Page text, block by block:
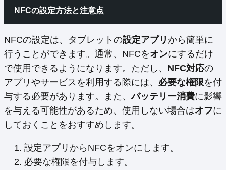
NFCの設定方法と注意点
NFCの設定は、タブレットの設定アプリ から簡単に
行うことができます。通常、NFCをオンにするだけ
で使用できるようになります。ただし、 NFC対応の
アプリやサービスを利用する際には、 必要な権限を付
与する必要があります。また、バッテリー消費に影響
を与える可能性があるため、使用しない場合はオフに
しておくことをおすすめします。
設定アプリからNFCをオンにします。
必要な権限を付与します。